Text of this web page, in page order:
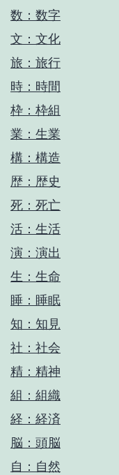
数：数字
文：文化
旅：旅行
時：時間
枠：枠組
業：生業
構：構造
歴：歴史
死：死亡
活：生活
演：演出
生：生命
睡：睡眠
知：知見
社：社会
精：精神
組：組織
経：経済
脳：頭脳
自：自然